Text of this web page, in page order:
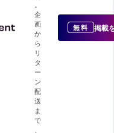
企
画
か
ら
リ
タ
ー
ン
配
送
ま
で
無料 掲載